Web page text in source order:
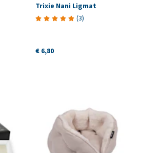
Trixie Nani Ligmat
(3)
€ 6,80